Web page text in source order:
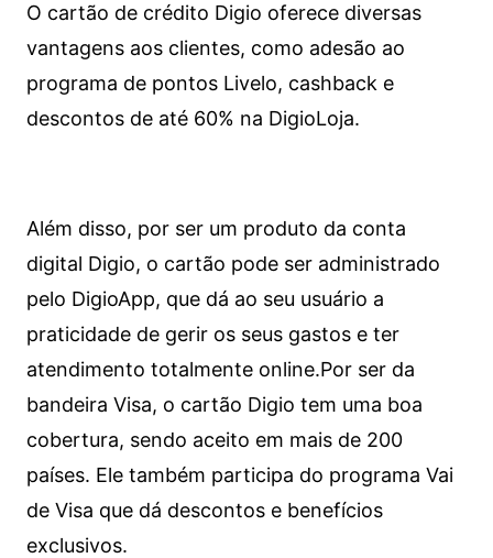
O cartão de crédito Digio oferece diversas
vantagens aos clientes, como adesão ao
programa de pontos Livelo, cashback e
descontos de até 60% na DigioLoja.
Além disso, por ser um produto da conta
digital Digio, o cartão pode ser administrado
pelo DigioApp, que dá ao seu usuário a
praticidade de gerir os seus gastos e ter
atendimento totalmente online.Por ser da
bandeira Visa, o cartão Digio tem uma boa
cobertura, sendo aceito em mais de 200
países. Ele também participa do programa Vai
de Visa que dá descontos e benefícios
exclusivos.